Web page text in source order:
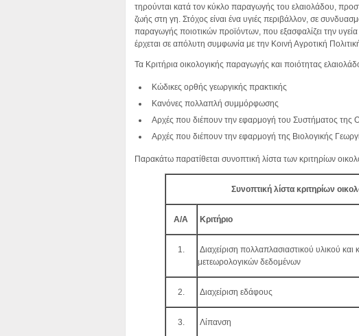
τηρούνται κατά τον κύκλο παραγωγής του ελαιολάδου,
ζωής στη γη. Στόχος είναι ένα υγιές περιβάλλον, σε
παραγωγής ποιοτικών προϊόντων, που εξασφαλίζει την
έρχεται σε απόλυτη συμφωνία με την Κοινή Αγροτική
Τα Κριτήρια οικολογικής παραγωγής και ποιότητας
Κώδικες ορθής γεωργικής πρακτικής
Κανόνες πολλαπλή συμμόρφωσης
Αρχές που διέπουν την εφαρμογή του Συστήματος της
Αρχές που διέπουν την εφαρμογή της Βιολογικής
Παρακάτω παρατίθεται συνοπτική λίστα των κριτηρίων
Συνοπτική λίστα κριτηρίων
Α/Α Κριτήριο
1.
Διαχείριση πολλαπλασιαστικού υλικού
μετεωρολογικών δεδομένων
2. Διαχείριση εδάφους
3. Λίπανση